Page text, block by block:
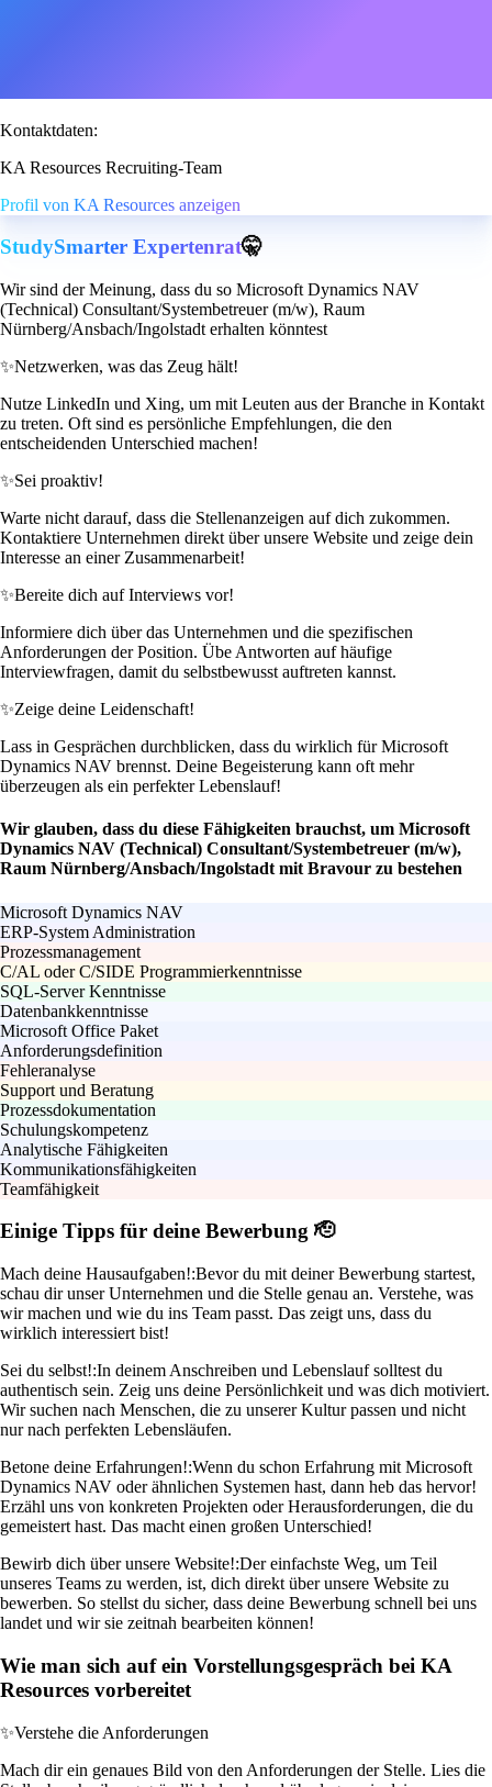
Kontaktdaten:
KA Resources Recruiting-Team
Profil von KA Resources anzeigen
StudySmarter Expertenrat🤫
Wir sind der Meinung, dass du so Microsoft Dynamics NAV
(Technical) Consultant/Systembetreuer (m/w), Raum
Nürnberg/Ansbach/Ingolstadt erhalten könntest
✨Netzwerken, was das Zeug hält!
Nutze LinkedIn und Xing, um mit Leuten aus der Branche in Kontakt
zu treten. Oft sind es persönliche Empfehlungen, die den
entscheidenden Unterschied machen!
✨Sei proaktiv!
Warte nicht darauf, dass die Stellenanzeigen auf dich zukommen.
Kontaktiere Unternehmen direkt über unsere Website und zeige dein
Interesse an einer Zusammenarbeit!
✨Bereite dich auf Interviews vor!
Informiere dich über das Unternehmen und die spezifischen
Anforderungen der Position. Übe Antworten auf häufige
Interviewfragen, damit du selbstbewusst auftreten kannst.
✨Zeige deine Leidenschaft!
Lass in Gesprächen durchblicken, dass du wirklich für Microsoft
Dynamics NAV brennst. Deine Begeisterung kann oft mehr
überzeugen als ein perfekter Lebenslauf!
Wir glauben, dass du diese Fähigkeiten brauchst, um Microsoft
Dynamics NAV (Technical) Consultant/Systembetreuer (m/w),
Raum Nürnberg/Ansbach/Ingolstadt mit Bravour zu bestehen
Microsoft Dynamics NAV
ERP-System Administration
Prozessmanagement
C/AL oder C/SIDE Programmierkenntnisse
SQL-Server Kenntnisse
Datenbankkenntnisse
Microsoft Office Paket
Anforderungsdefinition
Fehleranalyse
Support und Beratung
Prozessdokumentation
Schulungskompetenz
Analytische Fähigkeiten
Kommunikationsfähigkeiten
Teamfähigkeit
Einige Tipps für deine Bewerbung 🫡
Mach deine Hausaufgaben!:Bevor du mit deiner Bewerbung startest,
schau dir unser Unternehmen und die Stelle genau an. Verstehe, was
wir machen und wie du ins Team passt. Das zeigt uns, dass du
wirklich interessiert bist!
Sei du selbst!:In deinem Anschreiben und Lebenslauf solltest du
authentisch sein. Zeig uns deine Persönlichkeit und was dich motiviert.
Wir suchen nach Menschen, die zu unserer Kultur passen und nicht
nur nach perfekten Lebensläufen.
Betone deine Erfahrungen!:Wenn du schon Erfahrung mit Microsoft
Dynamics NAV oder ähnlichen Systemen hast, dann heb das hervor!
Erzähl uns von konkreten Projekten oder Herausforderungen, die du
gemeistert hast. Das macht einen großen Unterschied!
Bewirb dich über unsere Website!:Der einfachste Weg, um Teil
unseres Teams zu werden, ist, dich direkt über unsere Website zu
bewerben. So stellst du sicher, dass deine Bewerbung schnell bei uns
landet und wir sie zeitnah bearbeiten können!
Wie man sich auf ein Vorstellungsgespräch bei KA
Resources vorbereitet
✨Verstehe die Anforderungen
Mach dir ein genaues Bild von den Anforderungen der Stelle. Lies die